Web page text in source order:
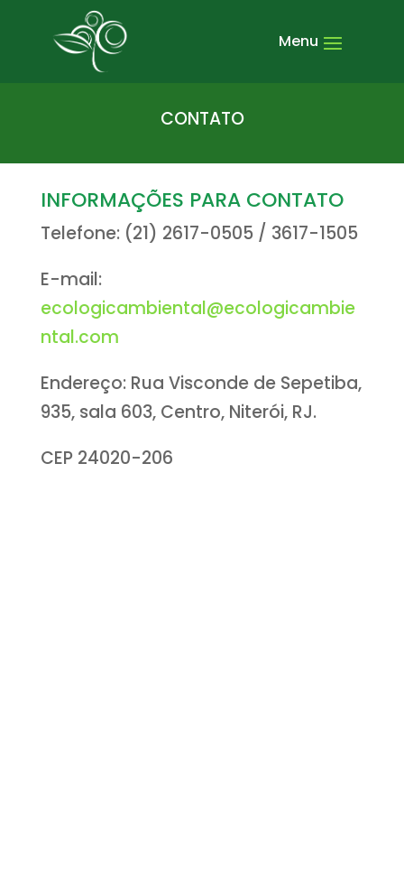
CONTATO
INFORMAÇÕES PARA CONTATO
Telefone: (21) 2617-0505 / 3617-1505
E-mail:
ecologicambiental@ecologicambie
ntal.com
Endereço: Rua Visconde de Sepetiba,
935, sala 603, Centro, Niterói, RJ.
CEP 24020-206